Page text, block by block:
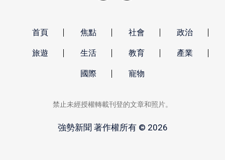
首頁 焦點 社會 政治
旅遊 生活 教育 產業
國際 寵物
禁止未經授權轉載刊登的文章和照片。
強勢新聞 著作權所有 © 2026